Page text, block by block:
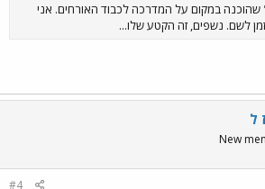
במקום על המדרכה לכבוד האורחים. אני
לשם. נשפים, זה הקטע שלו...
ל
New
#4